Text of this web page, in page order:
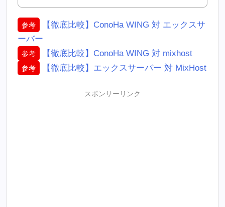
参考
【徹底比較】ConoHa WING 対 エックスサ
ーバー
参考 【徹底比較】ConoHa WING 対 mixhost
参考 【徹底比較】エックスサーバー 対 MixHost
スポンサーリンク